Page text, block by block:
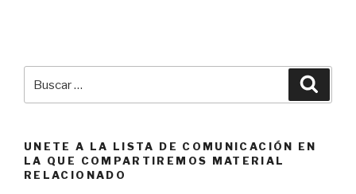
por:
UNETE A LA LISTA DE COMUNICACIÓN EN
LA QUE COMPARTIREMOS MATERIAL
RELACIONADO